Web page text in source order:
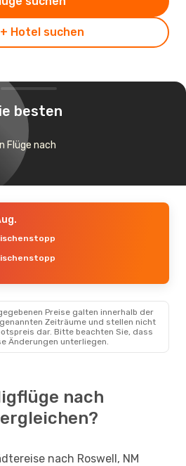
Hotel suchen
besten
Flüge nach
Preise galten innerhalb der
Zeiträume und stellen nicht
dar. Bitte beachten Sie, dass
Änderungen unterliegen.
nach
nach Roswell, NM